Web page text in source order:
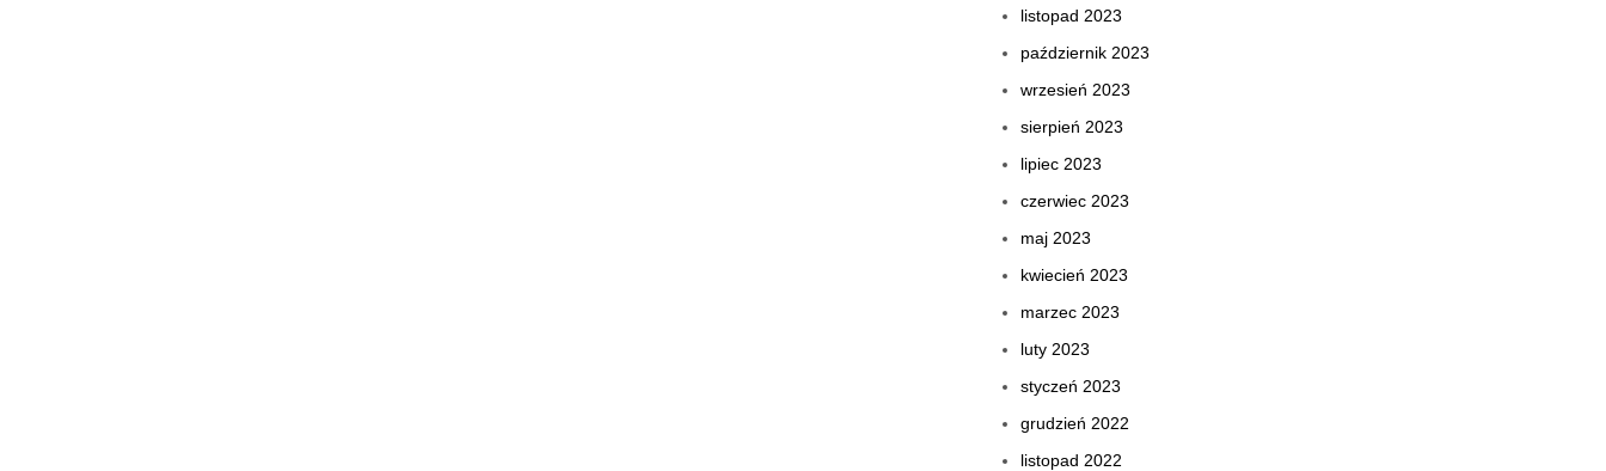
listopad 2023
październik 2023
wrzesień 2023
sierpień 2023
lipiec 2023
czerwiec 2023
maj 2023
kwiecień 2023
marzec 2023
luty 2023
styczeń 2023
grudzień 2022
listopad 2022